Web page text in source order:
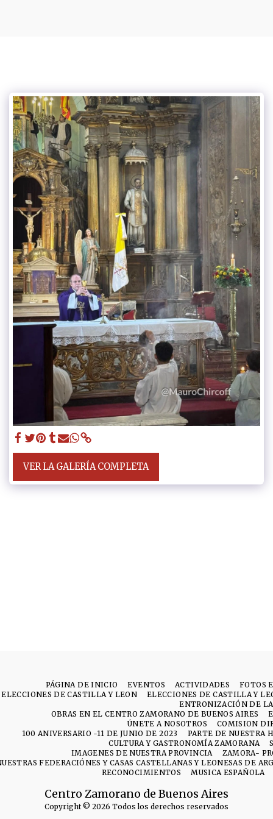
VER LA GALERÍA COMPLETA
Centro Zamorano de Buenos Aires
Copyright © 2026 Todos los derechos reservados
PÁGINA DE INICIO EVENTOS ACTIVIDADES
FOTOS
ELECCIONES DE CASTILLA Y LEON
ELECCIONES DE CASTILLA Y
ENTRONIZACIÓN DE
OBRAS EN EL CENTRO ZAMORANO DE BUENOS AIRES
ÚNETE A NOSOTROS
COMISION
100 ANIVERSARIO -11 DE JUNIO DE 2023
PARTE DE NUESTRA
CULTURA Y GASTRONOMÍA ZAMORANA
IMAGENES DE NUESTRA PROVINCIA
ZAMORA-
FEDERACIÓNES Y CASAS CASTELLANAS Y LEONESAS DE
RECONOCIMIENTOS
MUSICA ESPAÑOLA